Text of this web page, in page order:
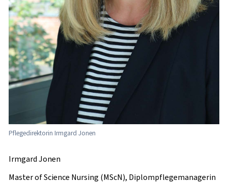
Pflegedirektorin Irmgard Jonen
Irmgard Jonen
Master of Science Nursing (MScN), Diplompflegemanagerin